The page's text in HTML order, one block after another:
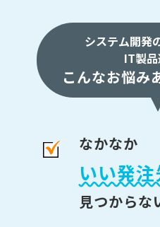
システム開発
IT製
こんなお悩み
なかなか
いい発
見つからな